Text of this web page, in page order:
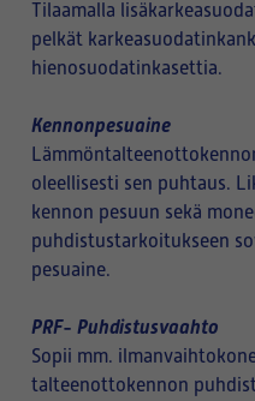
Tilaamalla
pelkät
hienosuodatinkasettia.
Kennonpesuaine
oleellisesti sen puhtaus.
kennon pesuun sekä
puhdistustarkoitukseen
pesuaine.
PRF- Puhdistusvaahto
Sopii mm.
talteenottokennon